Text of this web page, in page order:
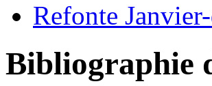
Refonte
Bibliographie